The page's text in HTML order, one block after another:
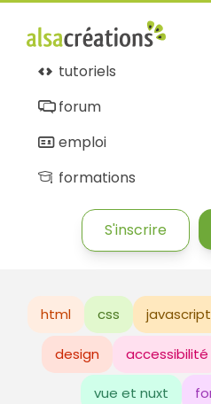
tutoriels
forum
emploi
formations
S'inscrire
html css javascript
design accessibilité
vue et nuxt